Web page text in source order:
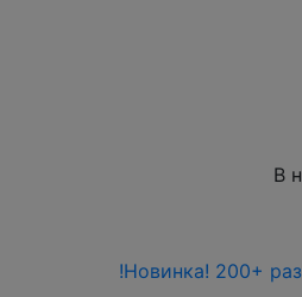
В
!Новинка! 200+